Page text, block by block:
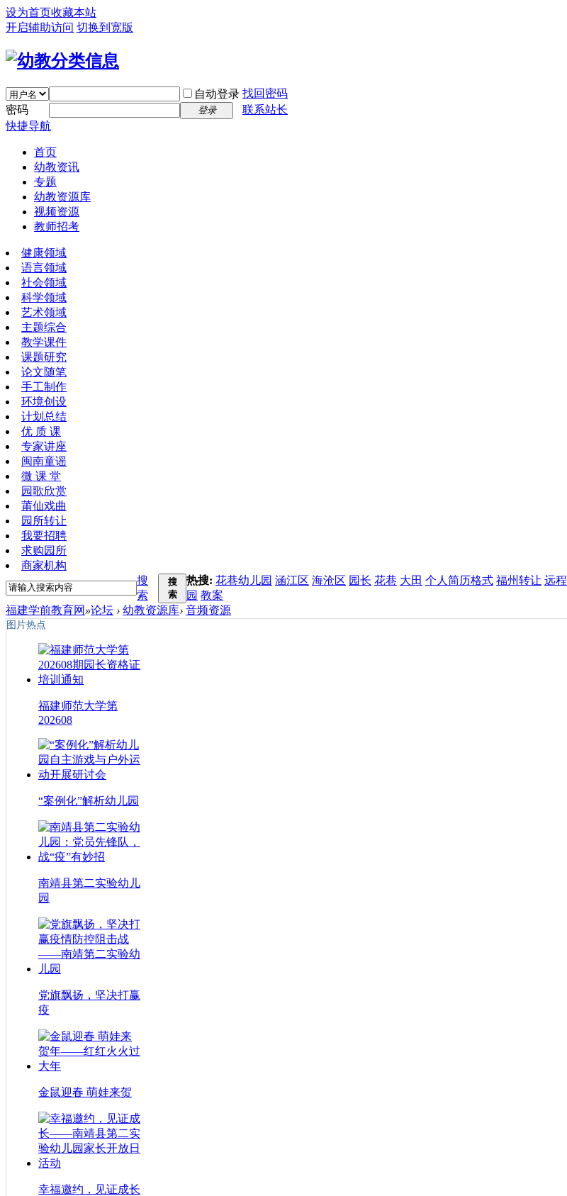
设为首页收藏本站
开启辅助访问 切换到宽版
自动登录 找回密码
密码
登录
联系站长
快捷导航
首页
幼教资讯
专题
幼教资源库
视频资源
教师招考
健康领域
语言领域
社会领域
科学领域
艺术领域
主题综合
教学课件
课题研究
论文随笔
手工制作
环境创设
计划总结
优 质 课
专家讲座
闽南童谣
微 课 堂
园歌欣赏
莆仙戏曲
园所转让
我要招聘
求购园所
商家机构
搜
索
搜
索
热搜: 花巷幼儿园 涵江区 海沧区 园长 花巷 大田 个人简历格式 福州转让 远程
园 教案
福建学前教育网 »论坛 › 幼教资源库› 音频资源
图片热点
福建师范大学第
202608
“案例化”解析幼儿园
南靖县第二实验幼儿
园
党旗飘扬，坚决打赢
疫
金鼠迎春 萌娃来贺
幸福邀约，见证成长